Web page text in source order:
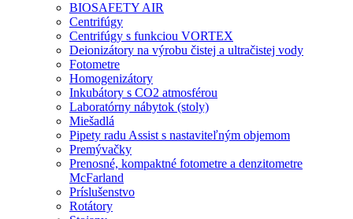
BIOSAFETY AIR
Centrifúgy
Centrifúgy s funkciou VORTEX
Deionizátory na výrobu čistej a ultračistej vody
Fotometre
Homogenizátory
Inkubátory s CO2 atmosférou
Laboratórny nábytok (stoly)
Miešadlá
Pipety radu Assist s nastaviteľným objemom
Premývačky
Prenosné, kompaktné fotometre a denzitometre
McFarland
Príslušenstvo
Rotátory